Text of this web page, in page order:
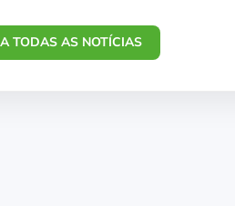
TODAS AS NOTÍCIAS